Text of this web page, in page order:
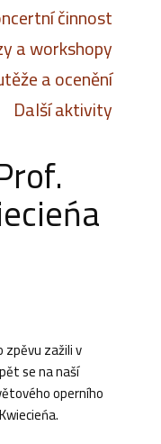
činnost
a workshopy
a ocenění
Další aktivity
zažili v
se na naší
operního